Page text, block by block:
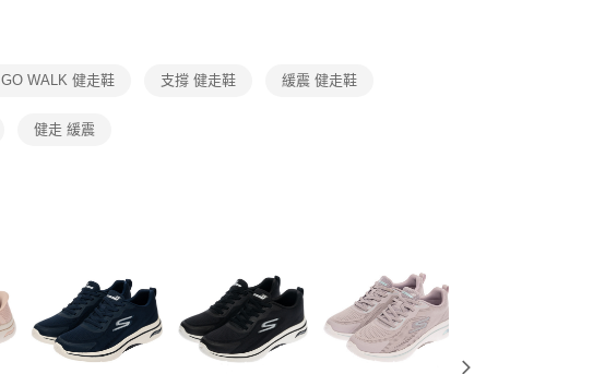
１．透過由恩沛科技股份有限公司提供之「AFTEE先享後付」服務完成之
交易，需依本服務之必要範圍內提供個人資料，並將交易相關給付款項請
２．關於個人資料處理事宜，請瀏覽以下網址：
５．嚴禁一人註冊多個帳號或使用他人資訊註冊。若發現惡意使用之情
形，恩沛科技股份有限公司將有權停止該用戶之使用額度並採取法律行
動。
GO WALK 健走鞋 支撐 健走鞋 緩震 健走鞋
健走 緩震